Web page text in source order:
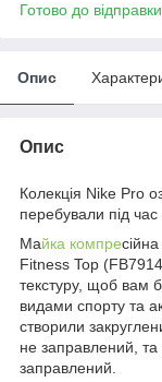
Готово до відправки
Опис
Опис
Колекція Nike Pro
перебували під час
Майка компре
Fitness Top
текстуру, щоб вам
видами спорту та
створили
не заправлений, та
заправлений.